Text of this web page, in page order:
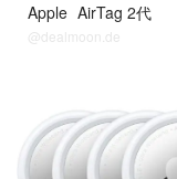
Apple AirTag 2代
@dealmoon.de